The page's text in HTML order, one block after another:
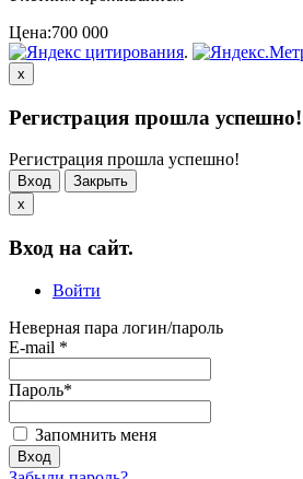
Цена:700 000
.
x
Регистрация прошла успешно!
Регистрация прошла успешно!
Вход
Закрыть
x
Вход на сайт.
Войти
Неверная пара логин/пароль
E-mail *
Пароль*
Запомнить меня